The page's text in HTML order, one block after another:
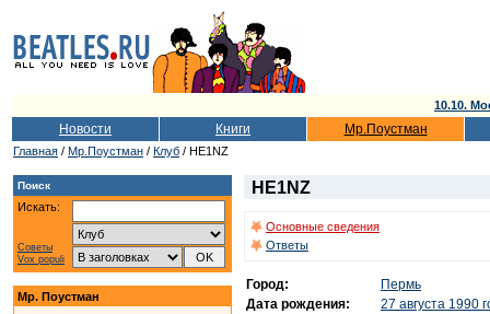
10.10.
Новости Книги Мр.Поустман
Главная / Мр.Поустман / Клуб / HE1NZ
Поиск
Искать:
Советы
Vox populi
Мр. Поустман
HE1NZ
Основные сведения
Ответы
Город:
Пермь
Дата рождения:
27 августа 1990